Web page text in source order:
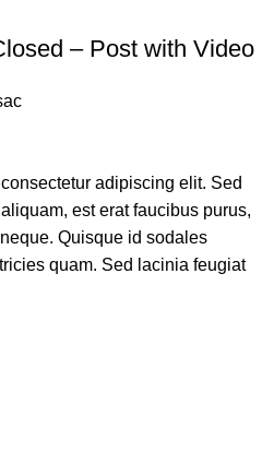
– Post with Video
adipiscing elit. Sed
est erat faucibus purus,
Quisque id sodales
quam. Sed lacinia feugiat